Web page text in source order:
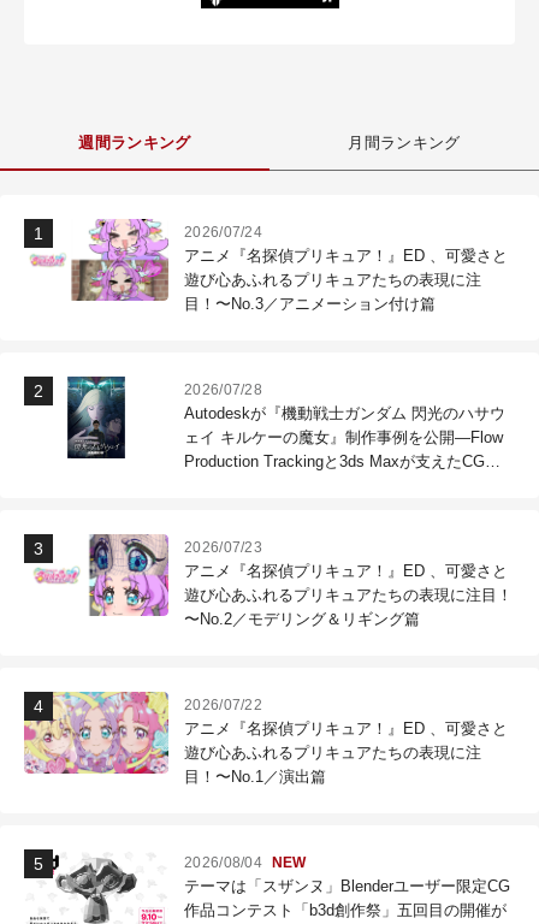
週間ランキング 月間ランキング
2026/07/24
アニメ『名探偵プリキュア！』ED 、可愛さと
遊び心あふれるプリキュアたちの表現に注
目！〜No.3／アニメーション付け篇
2026/07/28
Autodeskが『機動戦士ガンダム 閃光のハサウ
ェイ キルケーの魔女』制作事例を公開―Flow
Production Trackingと3ds Maxが支えたCG制
2026/07/23
アニメ『名探偵プリキュア！』ED 、可愛さと
遊び心あふれるプリキュアたちの表現に注目！
〜No.2／モデリング＆リギング篇
2026/07/22
アニメ『名探偵プリキュア！』ED 、可愛さと
遊び心あふれるプリキュアたちの表現に注
目！〜No.1／演出篇
2026/08/04 NEW
テーマは「スザンヌ」Blenderユーザー限定CG
作品コンテスト「b3d創作祭」五回目の開催が